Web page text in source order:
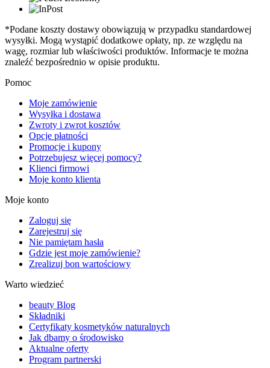
*Podane koszty dostawy obowiązują w przypadku standardowej
wysyłki. Mogą wystąpić dodatkowe opłaty, np. ze względu na
wagę, rozmiar lub właściwości produktów. Informacje te można
znaleźć bezpośrednio w opisie produktu.
Pomoc
Moje zamówienie
Wysyłka i dostawa
Zwroty i zwrot kosztów
Opcje płatności
Promocje i kupony
Potrzebujesz więcej pomocy?
Klienci firmowi
Moje konto klienta
Moje konto
Zaloguj się
Zarejestruj się
Nie pamiętam hasła
Gdzie jest moje zamówienie?
Zrealizuj bon wartościowy
Warto wiedzieć
beauty Blog
Składniki
Certyfikaty kosmetyków naturalnych
Jak dbamy o środowisko
Aktualne oferty
Program partnerski